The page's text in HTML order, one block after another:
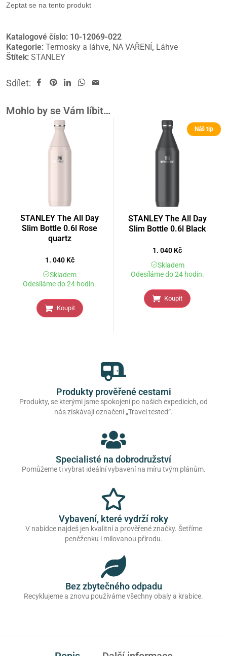
Zeptat se na tento produkt
Katalogové číslo: 10-12069-022
Kategorie: Termosky a láhve, NA VAŘENÍ, Láhve
Štítek: STANLEY
Sdílet:
Mohlo by se Vám líbit…
STANLEY The All Day
Slim Bottle 0.6l Rose
quartz
1. 040 Kč
Skladem
Odesíláme do 24 hodin.
Koupit
Náš tip
STANLEY The All Day
Slim Bottle 0.6l Black
1. 040 Kč
Skladem
Odesíláme do 24 hodin.
Koupit
Produkty prověřené cestami
Produkty, se kterými jsme spokojení po našich expedicích, od
nás získávají označení „Travel tested“.
Specialisté na dobrodružství
Pomůžeme ti vybrat ideální vybavení na míru tvým plánům.
Vybavení, které vydrží roky
V nabídce najdeš jen kvalitní a prověřené značky. Šetříme
peněženku i milovanou přírodu.
Bez zbytečného odpadu
Recyklujeme a znovu používáme všechny obaly a krabice.